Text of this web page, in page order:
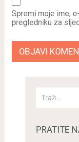
Spremi moje ime,
pregledniku za
PRATITE